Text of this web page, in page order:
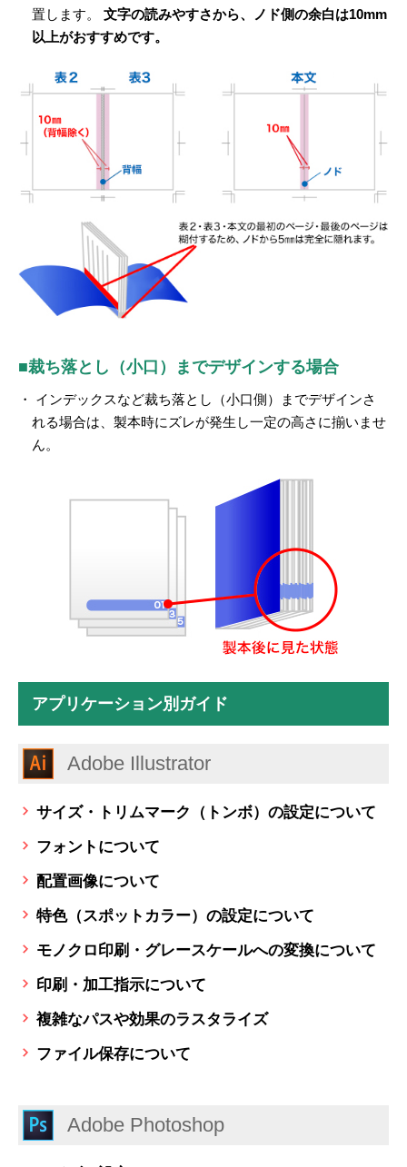
置します。 文字の読みやすさから、ノド側の余白は10mm
以上がおすすめです。
■裁ち落とし（小口）までデザインする場合
・ インデックスなど裁ち落とし（小口側）までデザインさ
れる場合は、製本時にズレが発生し一定の高さに揃いませ
ん。
アプリケーション別ガイド
Adobe Illustrator
サイズ・トリムマーク（トンボ）の設定について
フォントについて
配置画像について
特色（スポットカラー）の設定について
モノクロ印刷・グレースケールへの変換について
印刷・加工指示について
複雑なパスや効果のラスタライズ
ファイル保存について
Adobe Photoshop